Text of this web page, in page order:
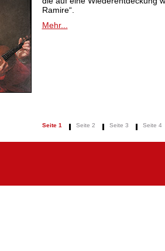
Ramire“.
Mehr...
Seite 1 Seite 2 Seite 3 Seite 4